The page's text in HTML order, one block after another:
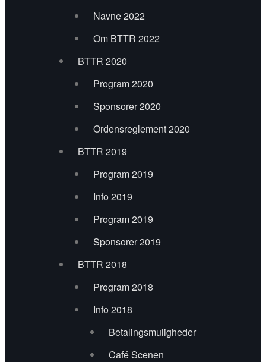
Green Forest Pipe Band
Grænseland
Guitar Workshop med Perry Stenbäck
Kalüün
Katrine Schmidt
Lady of the House
Live Art – Back to the Roots
kunstværker
Navne 2022
Om BTTR 2022
BTTR 2020
Program 2020
Sponsorer 2020
Ordensreglement 2020
BTTR 2019
Program 2019
Info 2019
Program 2019
Sponsorer 2019
BTTR 2018
Program 2018
Info 2018
Betalingsmuligheder
Café Scenen